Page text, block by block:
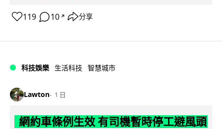
119 10 ↗ 分享
科技娛樂 生活科技 智慧城市
Lawton 1 日
網約車條例生效 有司機暫時停工避風頭